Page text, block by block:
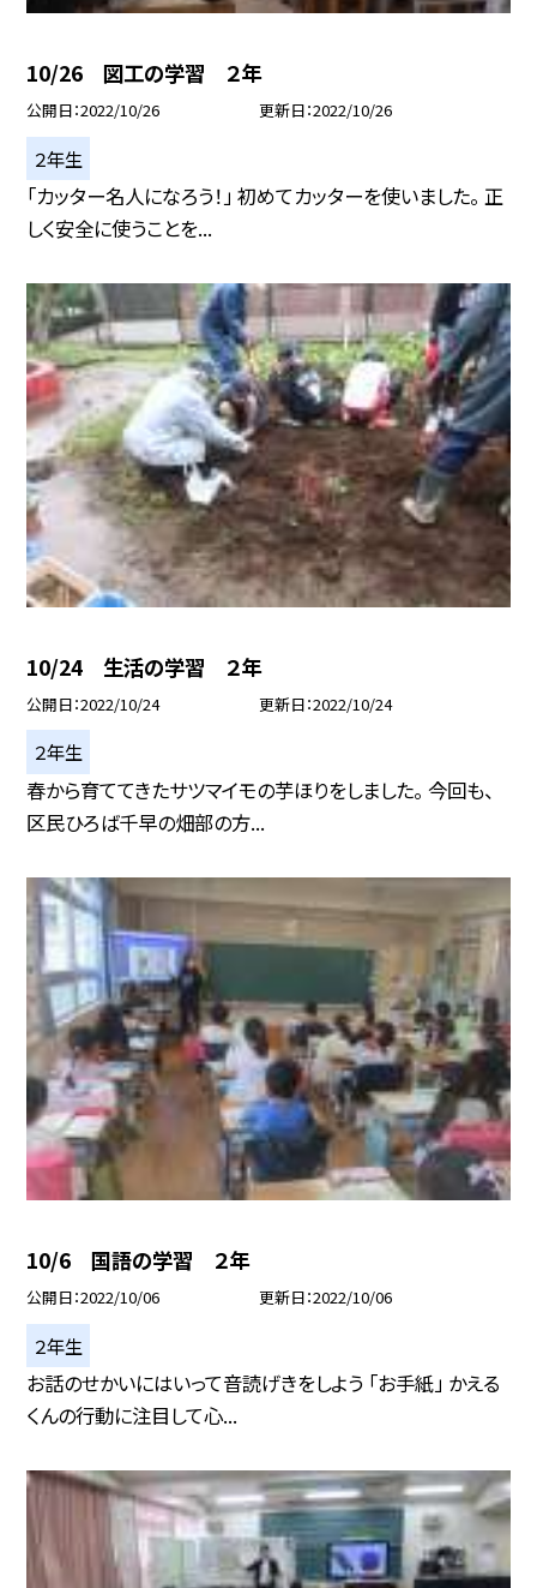
10/26 図工の学習 ２年
公開日 2022/10/26 更新日 2022/10/26
２年生
「カッター名人になろう！」 初めてカッターを使いました。 正
しく安全に使うことを...
10/24 生活の学習 ２年
公開日 2022/10/24 更新日 2022/10/24
２年生
春から育ててきたサツマイモの芋ほりをしました。 今回も、
区民ひろば千早の畑部の方...
10/6 国語の学習 ２年
公開日 2022/10/06 更新日 2022/10/06
２年生
お話のせかいにはいって音読げきをしよう 「お手紙」 かえる
くんの行動に注目して心...